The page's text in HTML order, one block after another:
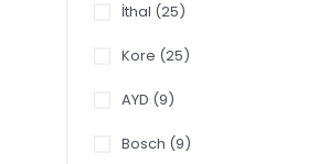
İthal (25)
Kore (25)
AYD (9)
Bosch (9)